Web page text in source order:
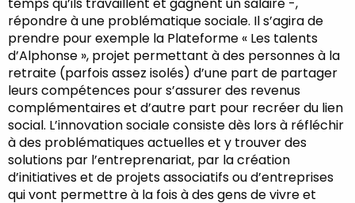
répondre à une problématique sociale. Il s’agira de
prendre pour exemple la Plateforme « Les talents
d’Alphonse », projet permettant à des personnes à la
retraite (parfois assez isolés) d’une part de partager
leurs compétences pour s’assurer des revenus
complémentaires et d’autre part pour recréer du lien
social. L’innovation sociale consiste dès lors à réfléchir
à des problématiques actuelles et y trouver des
solutions par l’entreprenariat, par la création
d’initiatives et de projets associatifs ou d’entreprises
qui vont permettre à la fois à des gens de vivre et